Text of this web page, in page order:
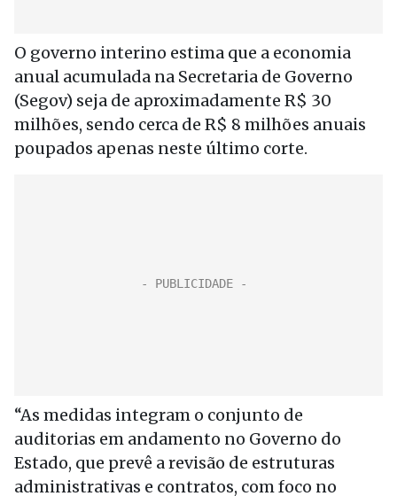
O governo interino estima que a economia
anual acumulada na Secretaria de Governo
(Segov) seja de aproximadamente R$ 30
milhões, sendo cerca de R$ 8 milhões anuais
poupados apenas neste último corte.
“As medidas integram o conjunto de
auditorias em andamento no Governo do
Estado, que prevê a revisão de estruturas
administrativas e contratos, com foco no